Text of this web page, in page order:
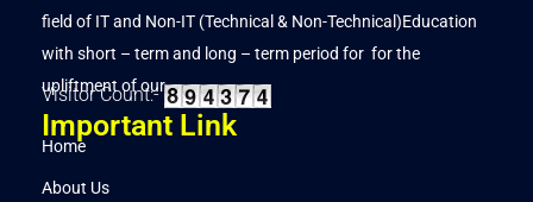
field of IT and Non-IT (Technical & Non-Technical)Education
with short – term and long – term period for for the
upliftment of our..
Visitor Count:-
Important Link
Home
About Us